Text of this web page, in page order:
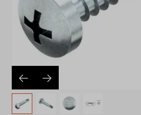
Marcas
Favoritos
Empresa
Contactos